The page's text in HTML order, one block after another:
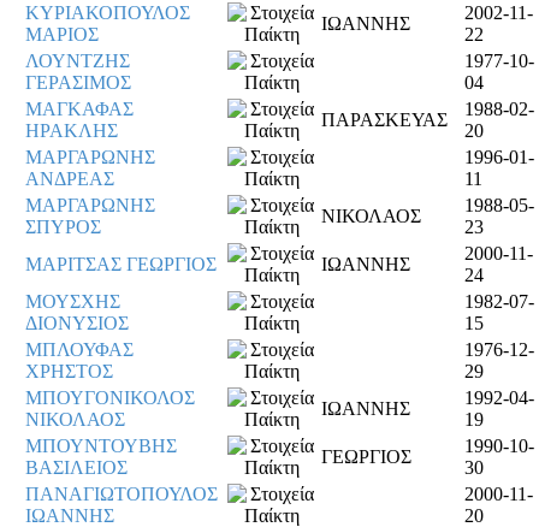
ΚΥΡΙΑΚΟΠΟΥΛΟΣ
ΜΑΡΙΟΣ
ΙΩΑΝΝΗΣ
2002-11-
22
ΛΟΥΝΤΖΗΣ
ΓΕΡΑΣΙΜΟΣ
1977-10-
04
ΜΑΓΚΑΦΑΣ
ΗΡΑΚΛΗΣ
ΠΑΡΑΣΚΕΥΑΣ
1988-02-
20
ΜΑΡΓΑΡΩΝΗΣ
ΑΝΔΡΕΑΣ
1996-01-
11
ΜΑΡΓΑΡΩΝΗΣ
ΣΠΥΡΟΣ
ΝΙΚΟΛΑΟΣ
1988-05-
23
ΜΑΡΙΤΣΑΣ ΓΕΩΡΓΙΟΣ
ΙΩΑΝΝΗΣ
2000-11-
24
ΜΟΥΣΧΗΣ
ΔΙΟΝΥΣΙΟΣ
1982-07-
15
ΜΠΛΟΥΦΑΣ
ΧΡΗΣΤΟΣ
1976-12-
29
ΜΠΟΥΓΟΝΙΚΟΛΟΣ
ΝΙΚΟΛΑΟΣ
ΙΩΑΝΝΗΣ
1992-04-
19
ΜΠΟΥΝΤΟΥΒΗΣ
ΒΑΣΙΛΕΙΟΣ
ΓΕΩΡΓΙΟΣ
1990-10-
30
ΠΑΝΑΓΙΩΤΟΠΟΥΛΟΣ
ΙΩΑΝΝΗΣ
2000-11-
20